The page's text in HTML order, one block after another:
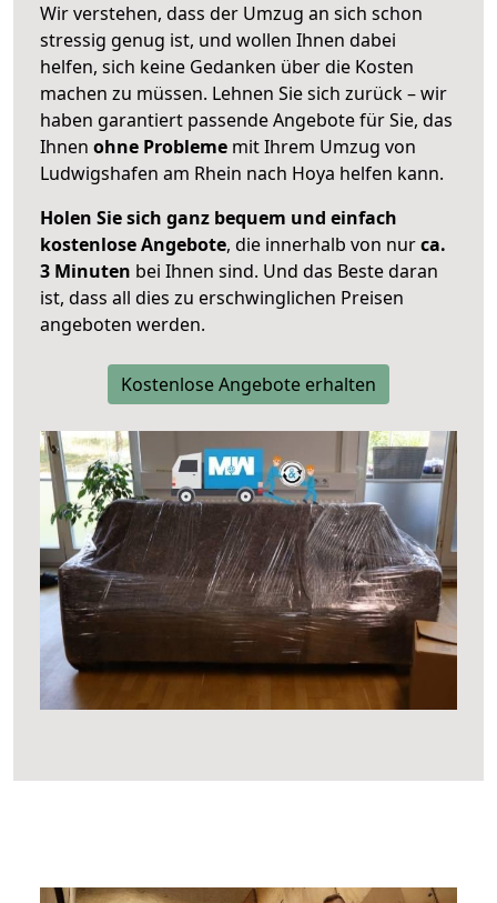
Wir verstehen, dass der Umzug an sich schon
stressig genug ist, und wollen Ihnen dabei
helfen, sich keine Gedanken über die Kosten
machen zu müssen. Lehnen Sie sich zurück – wir
haben garantiert passende Angebote für Sie, das
Ihnen ohne Probleme mit Ihrem Umzug von
Ludwigshafen am Rhein nach Hoya helfen kann.
Holen Sie sich ganz bequem und einfach
kostenlose Angebote, die innerhalb von nurca.
3 Minuten bei Ihnen sind. Und das Beste daran
ist, dass all dies zu erschwinglichen Preisen
angeboten werden.
Kostenlose Angebote erhalten